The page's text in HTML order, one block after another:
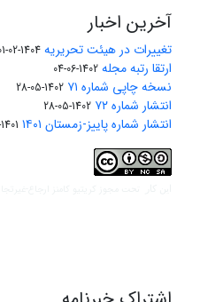
آخرین اخبار
تغییرات در هیئت تحریریه 1404-02-01
ارتقا رتبه مجله 1402-06-04
نسخه چاپی شماره ۷۱ 1402-05-28
انتشار شماره ۷۲ 1402-05-28
انتشار شماره پاییز-زمستان ۱۴۰۱ 1401-12-04